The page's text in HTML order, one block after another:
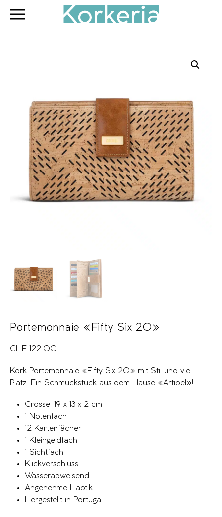
Zum Hauptinhalt springen
Portemonnaie «Fifty Six 20»
CHF 122.00
Kork Portemonnaie «Fifty Six 20» mit Stil und viel
Platz. Ein Schmuckstück aus dem Hause «Artipel»!
Grösse: 19 x 13 x 2 cm
1 Notenfach
12 Kartenfächer
1 Kleingeldfach
1 Sichtfach
Klickverschluss
Wasserabweisend
Angenehme Haptik
Hergestellt in Portugal